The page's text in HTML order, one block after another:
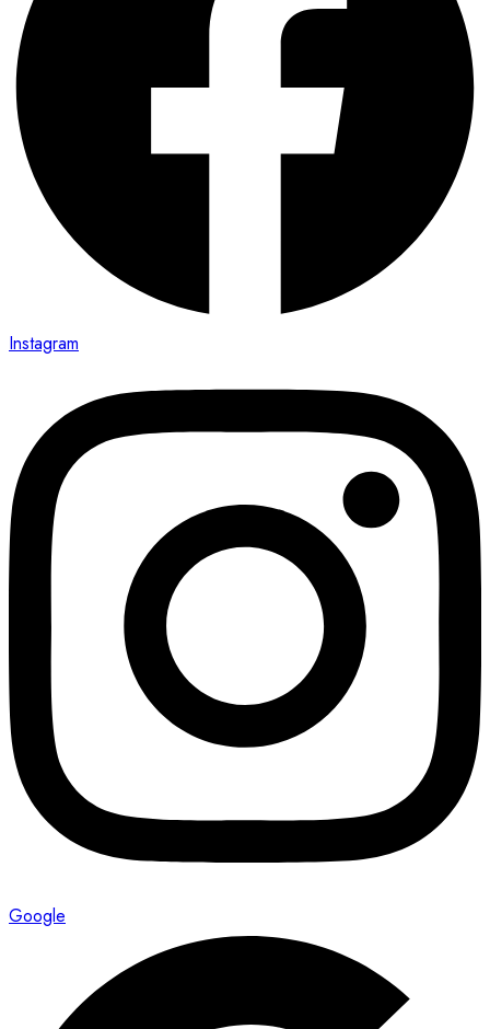
Instagram
Google